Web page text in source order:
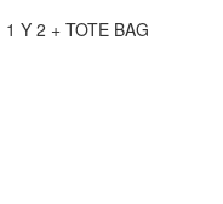
1 Y 2 + TOTE BAG